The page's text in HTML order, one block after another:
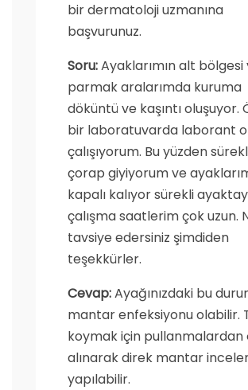
bir dermatoloji uzmanına
başvurunuz.
Soru:Ayaklarımın alt bölgesi
parmak aralarımda kuruma
döküntü ve kaşıntı oluşuyor.
bir laboratuvarda laborant
çalışıyorum. Bu yüzden
çorap giyiyorum ve
kapalı kalıyor sürekli
çalışma saatlerim çok uzun.
tavsiye edersiniz şimdiden
teşekkürler.
Cevap:Ayağınızdaki bu
mantar enfeksiyonu olabilir.
koymak için pullanmalardan
alınarak direk mantar
yapılabilir.